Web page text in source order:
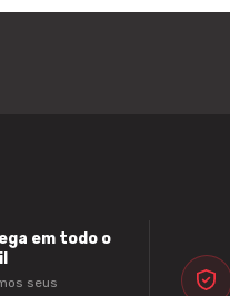
em todo o
seus